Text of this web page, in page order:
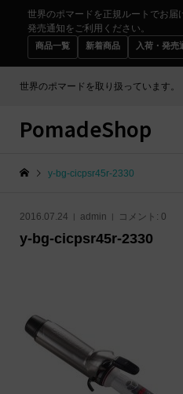
世界のポマードを正規ルートでお届
発売通知をご利用ください。
商品一覧 新着商品 入荷・発売
世界のポマードを取り扱っています。
PomadeShop
y-bg-cicpsr45r-2330
2016.07.24 admin コメント: 0
y-bg-cicpsr45r-2330